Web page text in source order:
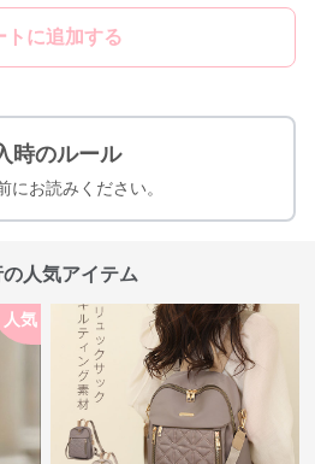
トに追加する
時のルール
にお読みください。
人気アイテム
人気